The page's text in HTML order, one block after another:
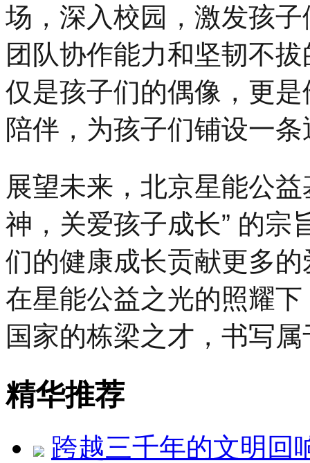
场，深入校园，激发孩
团队协作能力和坚韧不
仅是孩子们的偶像，更
陪伴，为孩子们铺设一
展望未来，北京星能公
神，关爱孩子成长” 的宗
们的健康成长贡献更多
在星能公益之光的照耀
国家的栋梁之才，书写
精华推荐
跨越三千年的文明回